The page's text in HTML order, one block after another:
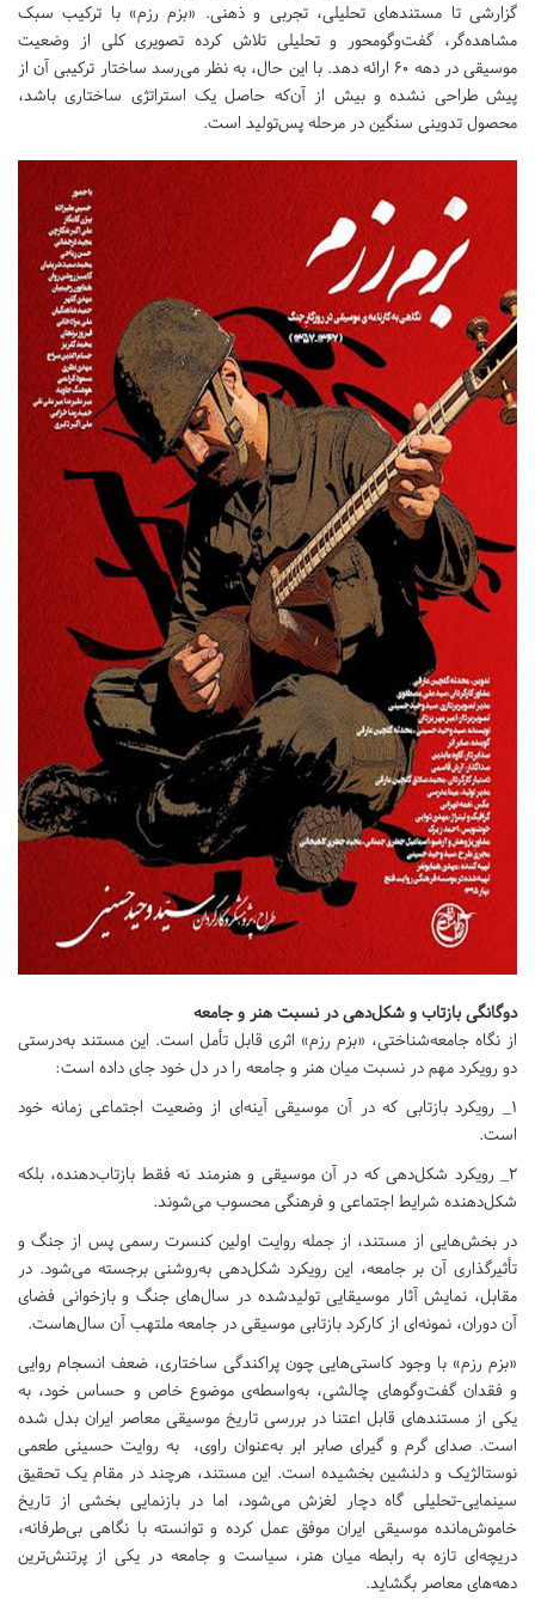
گزارشی تا مستندهای تحلیلی، تجربی و ذهنی. «بزم رزم» با ترکیب سبک
مشاهده‌گر، گفت‌وگومحور و تحلیلی تلاش کرده تصویری کلی از وضعیت
موسیقی در دهه ۶۰ ارائه دهد. با این حال، به نظر می‌رسد ساختار ترکیبی آن از
پیش طراحی نشده و بیش از آن‌که حاصل یک استراتژی ساختاری باشد،
محصول تدوینی سنگین در مرحله پس‌تولید است.
دوگانگی بازتاب و شکل‌دهی در نسبت هنر و جامعه
از نگاه جامعه‌شناختی، «بزم رزم» اثری قابل تأمل است. این مستند به‌درستی
دو رویکرد مهم در نسبت میان هنر و جامعه را در دل خود جای داده است:
1_ رویکرد بازتابی که در آن موسیقی آینه‌ای از وضعیت اجتماعی زمانه خود
است.
2_ رویکرد شکل‌دهی که در آن موسیقی و هنرمند نه فقط بازتاب‌دهنده، بلکه
شکل‌دهنده شرایط اجتماعی و فرهنگی محسوب می‌شوند.
در بخش‌هایی از مستند، از جمله روایت اولین کنسرت رسمی پس از جنگ و
تأثیرگذاری آن بر جامعه، این رویکرد شکل‌دهی به‌روشنی برجسته می‌شود. در
مقابل، نمایش آثار موسیقایی تولیدشده در سال‌های جنگ و بازخوانی فضای
آن دوران، نمونه‌ای از کارکرد بازتابی موسیقی در جامعه ملتهب آن سال‌هاست.
«بزم رزم» با وجود کاستی‌هایی چون پراکندگی ساختاری، ضعف انسجام روایی
و فقدان گفت‌وگوهای چالشی، به‌واسطه‌ی موضوع خاص و حساس خود، به
یکی از مستندهای قابل اعتنا در بررسی تاریخ موسیقی معاصر ایران بدل شده
است. صدای گرم و گیرای صابر ابر به‌عنوان راوی، به روایت حسینی طعمی
نوستالژیک و دلنشین بخشیده است. این مستند، هرچند در مقام یک تحقیق
سینمایی-تحلیلی گاه دچار لغزش می‌شود، اما در بازنمایی بخشی از تاریخ
خاموش‌مانده موسیقی ایران موفق عمل کرده و توانسته با نگاهی بی‌طرفانه،
دریچه‌ای تازه به رابطه میان هنر، سیاست و جامعه در یکی از پرتنش‌ترین
دهه‌های معاصر بگشاید.